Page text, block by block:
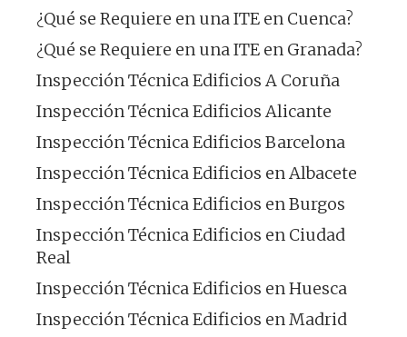
¿Qué se Requiere en una ITE en Cuenca?
¿Qué se Requiere en una ITE en Granada?
Inspección Técnica Edificios A Coruña
Inspección Técnica Edificios Alicante
Inspección Técnica Edificios Barcelona
Inspección Técnica Edificios en Albacete
Inspección Técnica Edificios en Burgos
Inspección Técnica Edificios en Ciudad
Real
Inspección Técnica Edificios en Huesca
Inspección Técnica Edificios en Madrid